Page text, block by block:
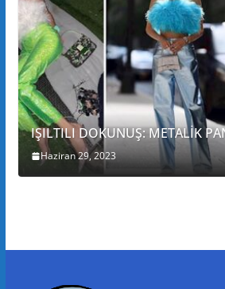
IŞILTILI DOKUNUŞ: METALİK
Haziran 29, 2023